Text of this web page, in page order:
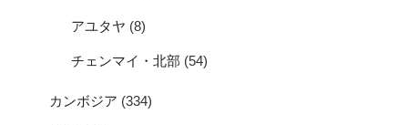
アユタヤ (8)
チェンマイ・北部 (54)
カンボジア (334)